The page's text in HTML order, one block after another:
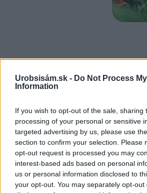
Urobsisám.sk - Do Not Process
Information
If you wish to opt-out of the sale, sharing
processing of your personal or sensitive
targeted advertising by us, please use
section to confirm your selection. Please
opt-out request is processed you may
interest-based ads based on personal
us or personal information disclosed to
your opt-out. You may separately opt-
VIDEO